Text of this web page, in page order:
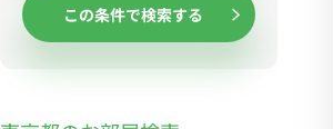
この条件で検索する